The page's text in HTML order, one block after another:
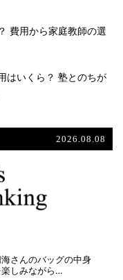
費用から家庭教師の選
はいくら？ 塾とのちが
2026.08.08
さんのバッグの中身
しみながら…